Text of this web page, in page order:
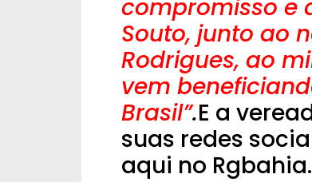
compromisso e
Souto, junto ao
Rodrigues, ao
vem
Brasil”.E a
suas redes
aqui no Rgbahia.